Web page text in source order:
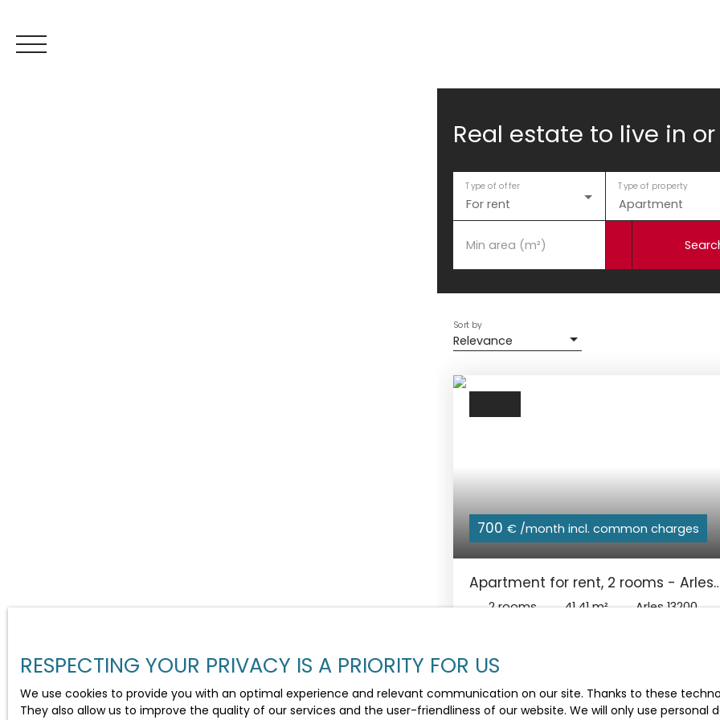
Rental Viager Sell Estimate your property
Real estate to live in
For rent
Type of offer
Apartment
Type of property
Min area (m²)
Relevance
Sort by
700 € /month incl. common charges
Apartment for rent, 2 rooms - Arles
13200
2rooms 41.41m²
Arles 13200
25 m². Il se situe au 2è étage d'un immeuble
calme. Il se compose d'un séjour lumineux
avec climatisation, un coin cuisine à
RESPECTING YOUR PRIVACY IS A PRIORITY FOR US
We use cookies to provide you with an optimal experience and relevant communication on our site. Thanks to these
They also allow us to improve the quality of our services and the user-friendliness of our website. We will only use